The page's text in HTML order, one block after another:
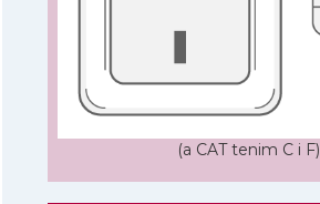
(a CAT tenim C i F)